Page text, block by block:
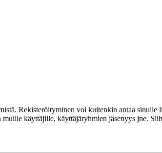
Rekisteröityminen voi kuitenkin antaa sinulle
käyttäjille, käyttäjäryhmien jäsenyys jne.